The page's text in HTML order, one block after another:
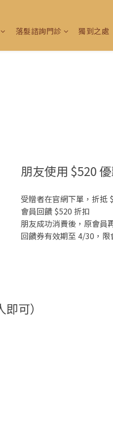
落髮諮詢門診 獨到之處
朋友使用 $520
受贈者在官網下單，折抵
會員回饋 $520 折扣
朋友成功消費後，原會員
回饋券有效期至 4/30，限
可）